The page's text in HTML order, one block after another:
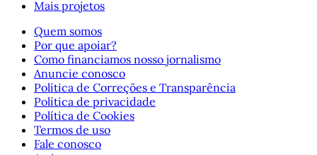
Mais projetos
Quem somos
Por que apoiar?
Como financiamos nosso jornalismo
Anuncie conosco
Política de Correções e Transparência
Política de privacidade
Política de Cookies
Termos de uso
Fale conosco